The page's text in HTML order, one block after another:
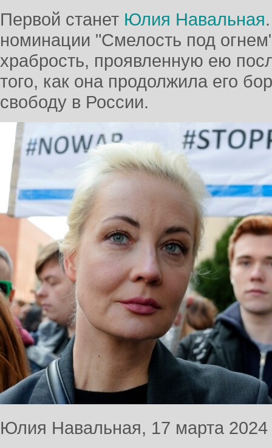
Первой станет Юлия Навальная
номинации "Смелость под
храбрость, проявленную ею
того, как она продолжила его
свободу в России.
Юлия Навальная, 17 марта